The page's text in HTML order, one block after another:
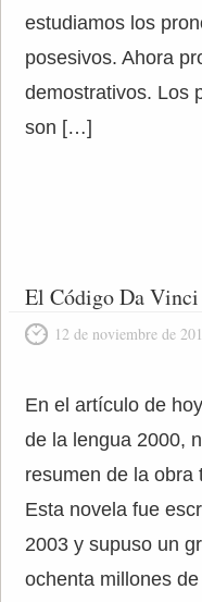
estudiamos los
posesivos. Ahora
demostrativos. Los
son […]
El Código Da Vinci
12 de noviembre de
En el artículo de
de la lengua 2000,
resumen de la obra
Esta novela fue
2003 y supuso un
ochenta millones